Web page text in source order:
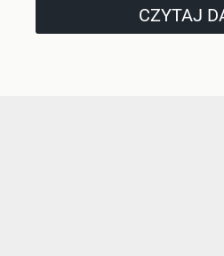
CZYTAJ